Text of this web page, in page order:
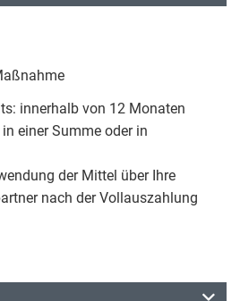
innerhalb von 12 Monaten
einer Summe oder in
der Mittel über Ihre
nach der Vollauszahlung